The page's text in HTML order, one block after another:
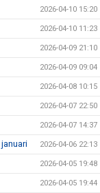
2026-04-10 15:20
2026-04-10 11:23
2026-04-09 21:10
2026-04-09 09:04
2026-04-08 10:15
2026-04-07 22:50
2026-04-07 14:37
2026-04-06 22:13
2026-04-05 19:48
2026-04-05 19:44